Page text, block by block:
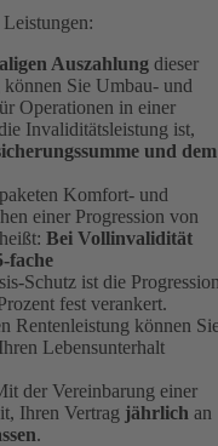
Auszahlung dieser
Sie Umbau- und
Operationen in einer
Invaliditätsleistung ist,
und dem
Komfort- und
einer Progression von
Bei Vollinvalidität
fache
Schutz ist die
fest verankert.
Rentenleistung können
Lebensunterhalt
der Vereinbarung einer
Ihren Vertrag jährlich an
.